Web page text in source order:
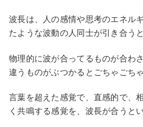
波長は、人の感情や思考のエネル
たような波動の人同士が引き合う
物理的に波が合ってるものが合わ
違うものがぶつかるとごちゃごち
言葉を超えた感覚で、直感的で、
く共鳴する感覚を、波長が合うと